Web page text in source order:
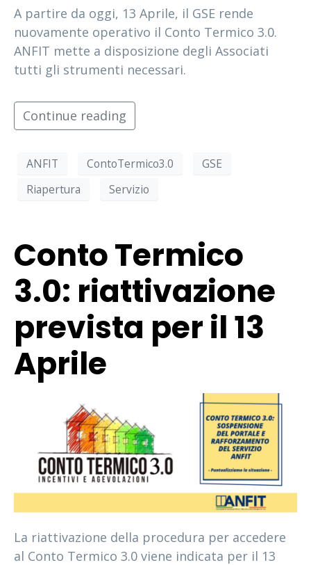
A partire da oggi, 13 Aprile, il GSE rende
nuovamente operativo il Conto Termico 3.0.
ANFIT mette a disposizione degli Associati
tutti gli strumenti necessari.
Continue reading
ANFIT ContoTermico3.0
GSE
Riapertura
Servizio
Conto Termico
3.0: riattivazione
prevista per il 13
Aprile
La riattivazione della procedura per accedere
al Conto Termico 3.0 viene indicata per il 13